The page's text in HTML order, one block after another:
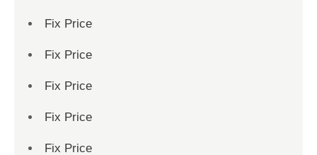
Fix Price
Fix Price
Fix Price
Fix Price
Fix Price